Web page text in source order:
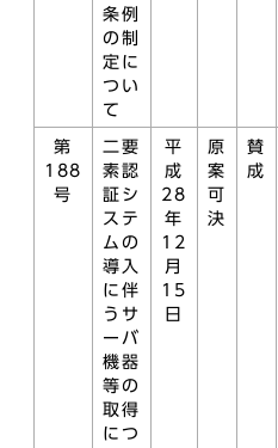
条例
の制
定に
つい
て
第
188
号
二要
素認
証シ
ステ
ムの
導入
に伴
うサ
ーバ
機器
等の
取得
につ
平
成
28
年
12
月
15
日
原
案
可
決
賛
成